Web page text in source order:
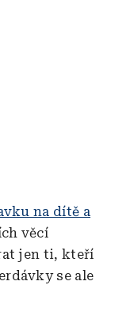
na dítě a
věcí
jen ti, kteří
se ale